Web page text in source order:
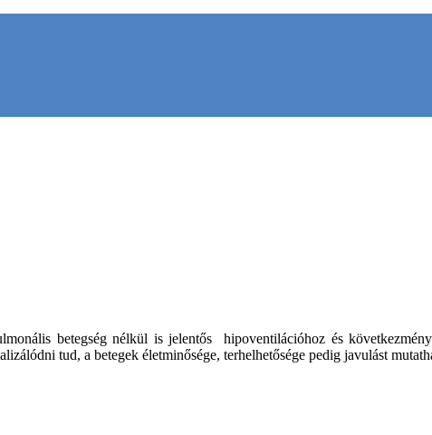
betegség nélkül is jelentős hipoventilációhoz és
tud, a betegek életminősége, terhelhetősége pedig javulást